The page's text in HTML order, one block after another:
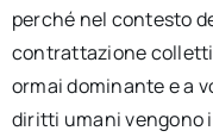
perché nel contesto
contrattazione
ormai dominante e a
diritti umani vengono